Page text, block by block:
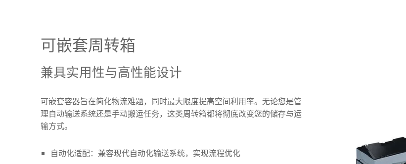
可嵌套周转箱
兼具实用性与高性能设计
可嵌套容器旨在简化物流难题，同时最大限度提高空间利用率。无论您是管
理自动输送系统还是手动搬运任务，这类周转箱都将彻底改变您的储存与运
输方式。
自动化适配：兼容现代自动化输送系统，实现流程优化